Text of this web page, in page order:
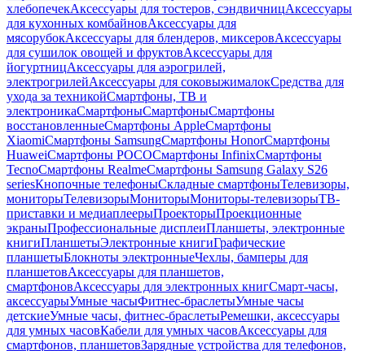
хлебопечекАксессуары для тостеров, сэндвичницАксессуары
для кухонных комбайновАксессуары для
мясорубокАксессуары для блендеров, миксеровАксессуары
для сушилок овощей и фруктовАксессуары для
йогуртницАксессуары для аэрогрилей,
электрогрилейАксессуары для соковыжималокСредства для
ухода за техникойСмартфоны, ТВ и
электроникаСмартфоныСмартфоныСмартфоны
восстановленныеСмартфоны AppleСмартфоны
XiaomiСмартфоны SamsungСмартфоны HonorСмартфоны
HuaweiСмартфоны POCOСмартфоны InfinixСмартфоны
TecnoСмартфоны RealmeСмартфоны Samsung Galaxy S26
seriesКнопочные телефоныСкладные смартфоныТелевизоры,
мониторыТелевизорыМониторыМониторы-телевизорыТВ-
приставки и медиаплеерыПроекторыПроекционные
экраныПрофессиональные дисплеиПланшеты, электронные
книгиПланшетыЭлектронные книгиГрафические
планшетыБлокноты электронныеЧехлы, бамперы для
планшетовАксессуары для планшетов,
смартфоновАксессуары для электронных книгСмарт-часы,
аксессуарыУмные часыФитнес-браслетыУмные часы
детскиеУмные часы, фитнес-браслетыРемешки, аксессуары
для умных часовКабели для умных часовАксессуары для
смартфонов, планшетовЗарядные устройства для телефонов,